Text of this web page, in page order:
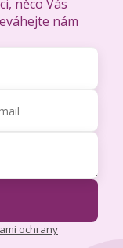
něco Vás
nám
ochrany